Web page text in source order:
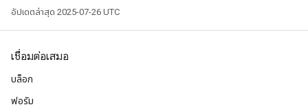
อัปเดตล่าสุด 2025-07-26 UTC
เชื่อมต่อเสมอ
บล็อก
ฟอรัม